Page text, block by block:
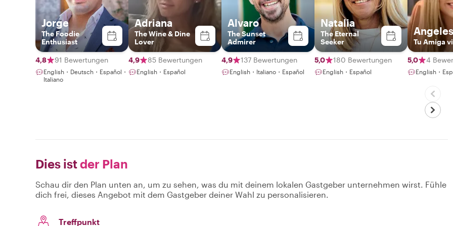
Jorge
The Foodie
Enthusiast
4,8 91 Bewertungen
English・Deutsch・Español・
Italiano
Adriana
The Wine & Dine
Lover
4,9 85 Bewertungen
English・Español
Alvaro
The Sunset
Admirer
4,9 137 Bewertungen
English・Italiano・Español
Natalia
The Eternal
Seeker
5,0 180 Bewertungen
English・Español
Angeles
Tu Amiga
5,0 4
English・
Dies istder Plan
Schau dir den Plan unten an, um zu sehen, was du mit deinem lokalen Gastgeber unternehmen wirst. Fühle
dich frei, dieses Angebot mit dem Gastgeber deiner Wahl zu personalisieren.
Treffpunkt